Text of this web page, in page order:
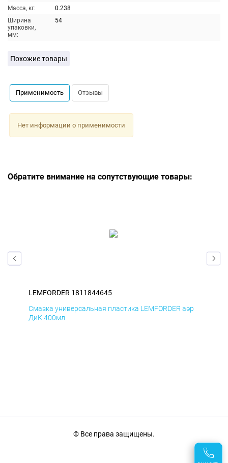
Масса, кг:
0.238
Ширина
упаковки,
мм:
54
Похожие товары
Применимость Отзывы
Нет информации о применимости
Обратите внимание на сопутствующие товары:
LEMFORDER 1811844645
Смазка универсальная пластика LEMFORDER аэр
ДиК 400мл
© Все права защищены.